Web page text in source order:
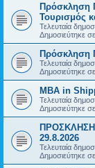
Πρόσκληση
Τουρισμός
Τελευταία
Δημοσιεύτηκε σε
Πρόσκληση
Τελευταία
Δημοσιεύτηκε σε
MBA in
Τελευταία
Δημοσιεύτηκε σε
ΠΡΟΣΚΛΗΣΗ
29.8.2026
Τελευταία
Δημοσιεύτηκε σε